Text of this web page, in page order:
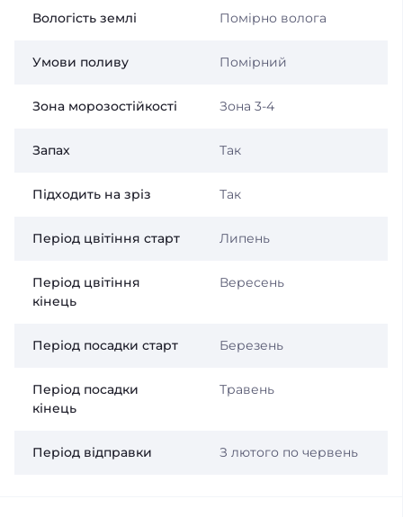
Вологість землі Помірно волога
Умови поливу Помірний
Зона морозостійкості Зона 3-4
Запах Так
Підходить на зріз Так
Період цвітіння старт Липень
Період цвітіння
кінець
Вересень
Період посадки старт Березень
Період посадки
кінець
Травень
Період відправки З лютого по червень